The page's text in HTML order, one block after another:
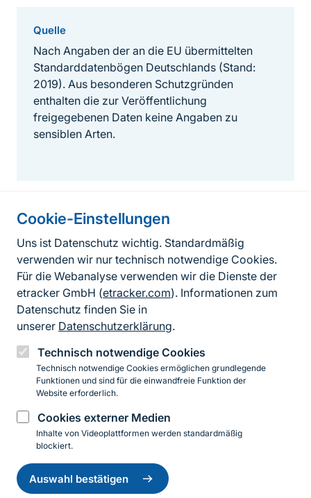
Cookie-Einstellungen
Uns ist Datenschutz wichtig. Standardmäßig
verwenden wir nur technisch notwendige Cookies.
Für die Webanalyse verwenden wir die Dienste der
etracker GmbH (etracker.com). Informationen zum
Datenschutz finden Sie in
unserer Datenschutzerklärung.
Technisch notwendige Cookies
Technisch notwendige Cookies ermöglichen grundlegende
Funktionen und sind für die einwandfreie Funktion der
Website erforderlich.
Cookies externer Medien
Inhalte von Videoplattformen werden standardmäßig
blockiert.
Auswahl bestätigen
Einwilligung
zurückziehen
Quelle
Nach Angaben der an die EU übermittelten
Standarddatenbögen Deutschlands (Stand:
2019). Aus besonderen Schutzgründen
enthalten die zur Veröffentlichung
freigegebenen Daten keine Angaben zu
sensiblen Arten.
Informationen zur Seite
FußzeileKontakt zum BfN
Kontaktformular
Erklärung zur Barrierefreiheit
Impressum
Datenschutz
InstagramFacebookYouTubeLinkedIn
© 2026 Bundesamt für Naturschutz